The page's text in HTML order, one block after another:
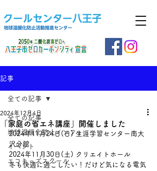
記事
全ての記事
地球温暖化防止インフォ
イベント
エコキッズスクール
全ての記事
「家庭の省エネ講座」開催しました
2024年12月4日
2024年11月24日(日) 生涯学習センター南大
沢分館
2024年11月30日(土) クリエイトホール
冬も快適に過ごしたい！だけど気になる電気